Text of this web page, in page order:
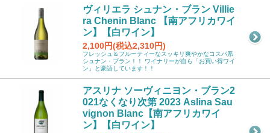
ヴィリエラ シュナン・ブラン Villie
ra Chenin Blanc 【南アフリカワイ
ン】【白ワイン】
2,100円(税込2,310円)
フレッシュ＆フルーティーなスッキリ爽やかなコスパ系
シュナン・ブラン！！ ワイナリーが自ら「お買い得ワイ
ン」と豪語しています！！
アスリナ ソーヴィニヨン・ブラン2
021なくなり次第 2023 Aslina Sau
vignon Blanc【南アフリカワイ
ン】【白ワイン】